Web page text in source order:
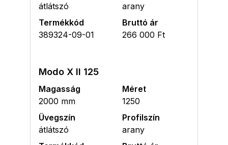
átlátszó
arany
Termékkód
389324-09-01
Bruttó ár
266 000 Ft
Modo X II 125
Magasság
2000 mm
Méret
1250
Üvegszín
átlátszó
Profilszín
arany